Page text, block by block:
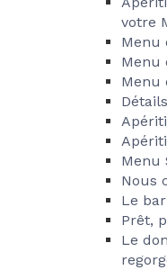
votre
Menu
Menu
Menu
Menu
Nous
Le
Prêt,
Le